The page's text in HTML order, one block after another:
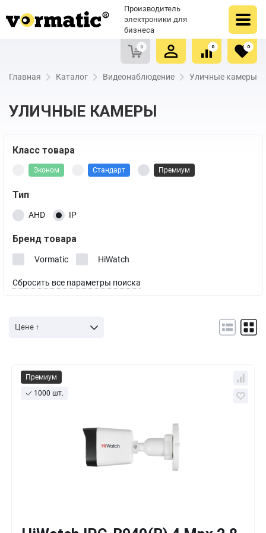
Производитель
электроники для
бизнеса
0
Очистить список сравнения
0
Очистить избранное
0
Главная Каталог Видеонаблюдение Уличные камеры
УЛИЧНЫЕ КАМЕРЫ
Класс товара
Эконом Стандарт Премиум
Тип
AHD IP
Бренд товара
Vormatic HiWatch
Сбросить все параметры поиска
Цене ↑
Премиум
1000 шт.